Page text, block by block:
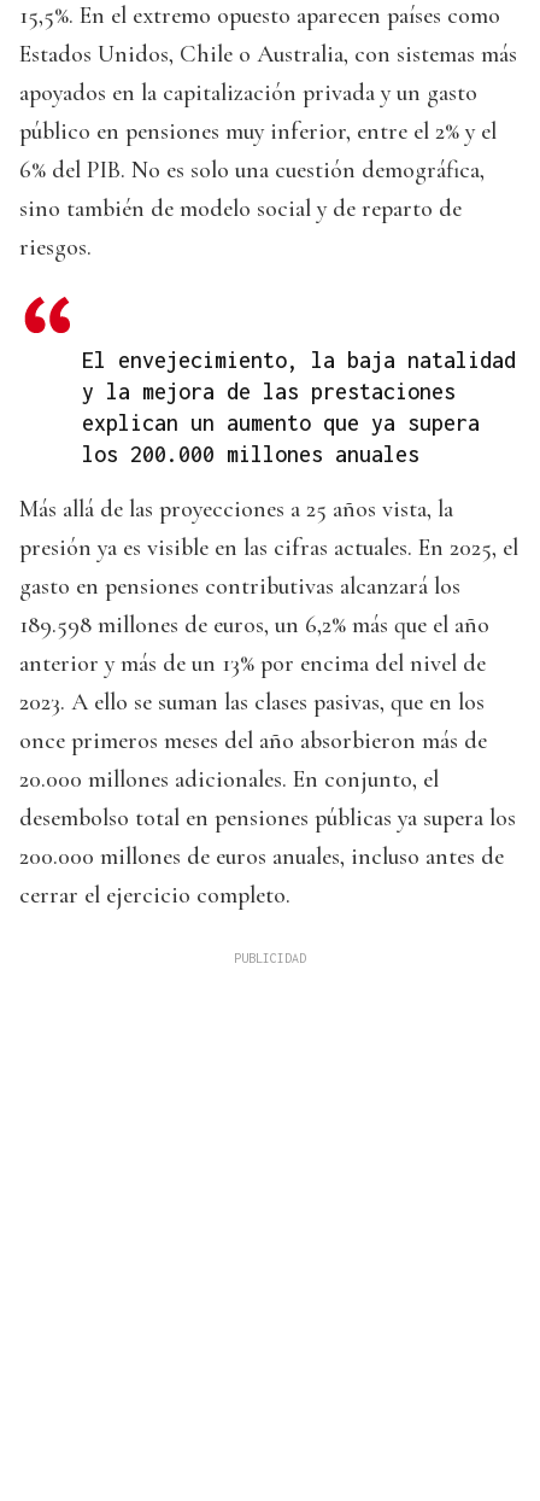
15,5%. En el extremo opuesto aparecen países como
Estados Unidos, Chile o Australia, con sistemas más
apoyados en la capitalización privada y un gasto
público en pensiones muy inferior, entre el 2% y el
6% del PIB. No es solo una cuestión demográfica,
sino también de modelo social y de reparto de
riesgos.
El envejecimiento, la baja natalidad
y la mejora de las prestaciones
explican un aumento que ya supera
los 200.000 millones anuales
Más allá de las proyecciones a 25 años vista, la
presión ya es visible en las cifras actuales. En 2025, el
gasto en pensiones contributivas alcanzará los
189.598 millones de euros, un 6,2% más que el año
anterior y más de un 13% por encima del nivel de
2023. A ello se suman las clases pasivas, que en los
once primeros meses del año absorbieron más de
20.000 millones adicionales. En conjunto, el
desembolso total en pensiones públicas ya supera los
200.000 millones de euros anuales, incluso antes de
cerrar el ejercicio completo.